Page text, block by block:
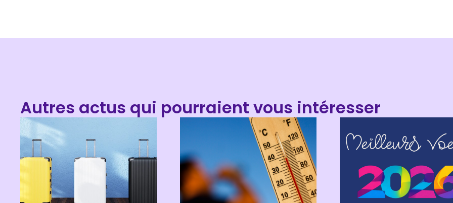
Autres actus qui pourraient vous intéresser